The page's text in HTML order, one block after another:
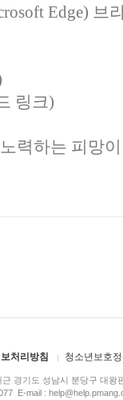
Edge) 브
링크)
력하는 피망
처리방침 청소년보호
경기도 성남시 분당구 대왕
E-mail :